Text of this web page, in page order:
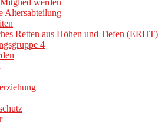
Mitglied werden
Altersabteilung
Retten aus Höhen und Tiefen (ERHT)
4